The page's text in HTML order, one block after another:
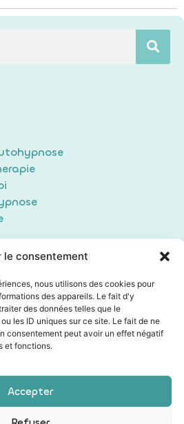
le consentement
nous utilisons des cookies pour
des appareils. Le fait d'y
des données telles que le
les ID uniques sur ce site. Le fait de ne
consentement peut avoir un effet négatif
et fonctions.
Accepter
poids
Conditions générales de vente